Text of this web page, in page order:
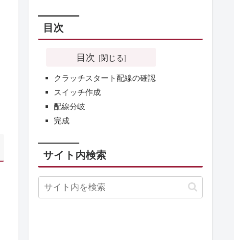
目次
目次
クラッチスタート配線の確認
スイッチ作成
配線分岐
完成
サイト内検索